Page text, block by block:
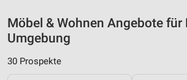
Möbel & Wohnen Angebote für
Umgebung
30 Prospekte